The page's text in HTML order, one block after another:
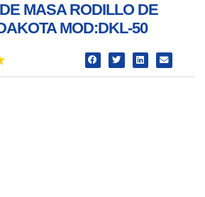
MASA RODILLO DE
MOD:DKL-50